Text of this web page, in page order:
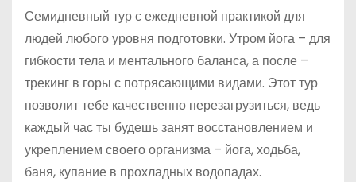
Семидневный тур с ежедневной практикой для
людей любого уровня подготовки. Утром йога – для
гибкости тела и ментального баланса, а после –
трекинг в горы с потрясающими видами. Этот тур
позволит тебе качественно перезагрузиться, ведь
каждый час ты будешь занят восстановлением и
укреплением своего организма – йога, ходьба,
баня, купание в прохладных водопадах.